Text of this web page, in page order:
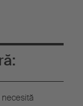
necesită